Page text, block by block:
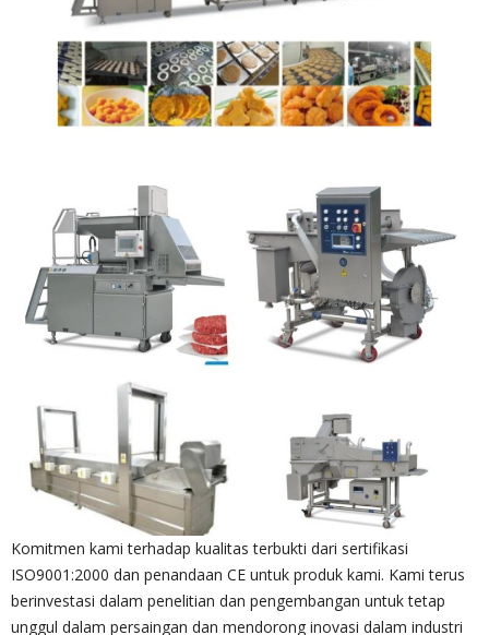
Komitmen kami terhadap kualitas terbukti dari sertifikasi
ISO9001:2000 dan penandaan CE untuk produk kami. Kami terus
berinvestasi dalam penelitian dan pengembangan untuk tetap
unggul dalam persaingan dan mendorong inovasi dalam industri